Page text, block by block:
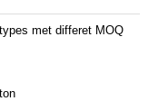
met differet MOQ